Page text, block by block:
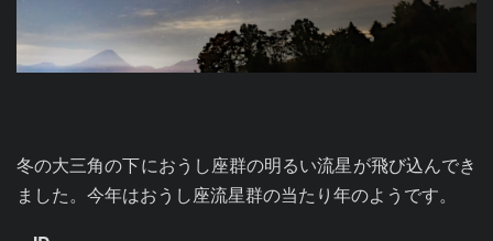
冬の大三角の下におうし座群の明るい流星が飛び込んでき
ました。今年はおうし座流星群の当たり年のようです。